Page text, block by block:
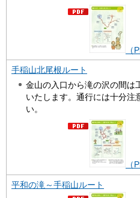
（
手稲山北尾根ルート
金山の入口から滝の沢の間は
いたします。通行には十分注
い。
（
平和の滝～手稲山ルート